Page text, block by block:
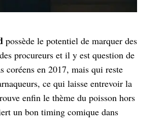
possède le potentiel de marquer des
procureurs et il y est question de
coréens en 2017, mais qui reste
ce qui laisse entrevoir la
enfin le thème du poisson hors
un bon timing comique dans